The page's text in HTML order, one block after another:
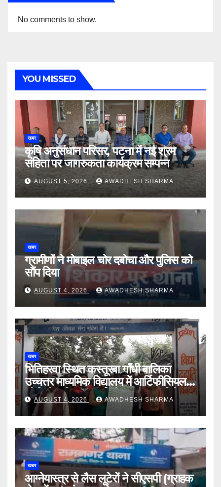
No comments to show.
YOU MISSED
खबर
कृषि अनुसंधान परिसर, पटना में नई श्रम
संहिता पर जागरुकता कार्यक्रम सम्पन्न
AUGUST 5, 2026 AWADHESH SHARMA
खबर
ग्रामीणों ने मोबाइल चोर दबोचा और पुलिस को
सौंप दिया
AUGUST 4, 2026 AWADHESH SHARMA
खबर
भितिहरवा स्थित कस्तूरबा गाँधी बालिका
उच्चत्तर माध्यमिक विद्यालय में आर्टिफीसियल
इंटेलिजेंस शिक्षण कार्य शीघ्र प्रारंभ : दिनेश
यादव
AUGUST 4, 2026 AWADHESH SHARMA
खबर
आग्नेयास्त्र से लैस लूटेरों ने सीएसपी (ग्राहक